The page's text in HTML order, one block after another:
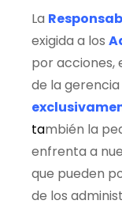
La
exigida a los
por acciones,
de la
también la
enfrenta a
que pueden
de los